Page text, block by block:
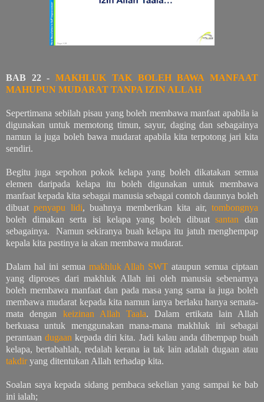
BAB 22 -MAKHLUK TAK BOLEH BAWA MANFAAT
MAHUPUN MUDARAT TANPA IZIN ALLAH
Sepertimana sebilah pisau yang boleh membawa manfaat apabila ia
digunakan untuk memotong timun, sayur, daging dan sebagainya
namun ia juga boleh bawa mudarat apabila kita terpotong jari kita
sendiri.
Begitu juga sepohon pokok kelapa yang boleh dikatakan semua
elemen daripada kelapa itu boleh digunakan untuk membawa
manfaat kepada kita sebagai manusia sebagai contoh daunnya boleh
dibuatpenyapu lidi, buahnya memberikan kita air,tombongnya
boleh dimakan serta isi kelapa yang boleh dibuatsantan dan
sebagainya. Namun sekiranya buah kelapa itu jatuh menghempap
kepala kita pastinya ia akan membawa mudarat.
Dalam hal ini semua makhluk Allah SWT ataupun semua ciptaan
yang diproses dari makhluk Allah ini oleh manusia sebenarnya
boleh membawa manfaat dan pada masa yang sama ia juga boleh
membawa mudarat kepada kita namun ianya berlaku hanya semata-
mata dengan keizinan Allah Taala. Dalam ertikata lain Allah
berkuasa untuk menggunakan mana-mana makhluk ini sebagai
perantaandugaan kepada diri kita. Jadi kalau anda dihempap buah
kelapa, bertabahlah, redalah kerana ia tak lain adalah dugaan atau
takdiryang ditentukan Allah terhadap kita.
Soalan saya kepada sidang pembaca sekelian yang sampai ke bab
ini ialah;